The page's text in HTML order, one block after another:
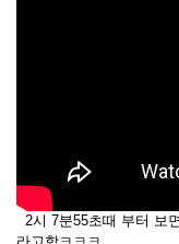
2시 7분55초때 부터 보